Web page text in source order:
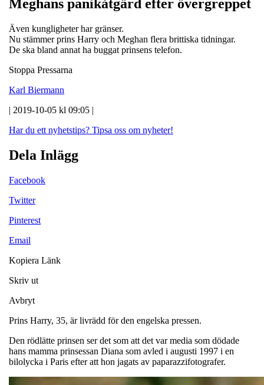
Meghans panikåtgärd efter övergreppet
Även kungligheter har gränser.
Nu stämmer prins Harry och Meghan flera brittiska tidningar.
De ska bland annat ha buggat prinsens telefon.
Stoppa Pressarna
Karl Biermann
| 2019-10-05 kl 09:05 |
Har du ett nyhetstips? Tipsa oss om nyheter!
Dela Inlägg
Facebook
Twitter
Pinterest
Email
Kopiera Länk
Skriv ut
Avbryt
Prins Harry, 35, är livrädd för den engelska pressen.
Den rödlätte prinsen ser det som att det var media som dödade
hans mamma prinsessan Diana som avled i augusti 1997 i en
bilolycka i Paris efter att hon jagats av paparazzifotografer.